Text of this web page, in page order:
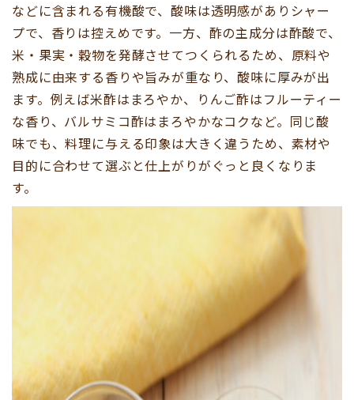
などに含まれる有機酸で、酸味は透明感がありシャー
プで、香りは控えめです。一方、酢の主成分は酢酸で、
米・果実・穀物を発酵させてつくられるため、原料や
熟成に由来する香りや旨みが重なり、酸味に厚みが出
ます。例えば米酢はまろやか、りんご酢はフルーティー
な香り、バルサミコ酢はまろやかなコクなど。同じ酸
味でも、料理に与える印象は大きく違うため、素材や
目的に合わせて選ぶと仕上がりがぐっと良くなりま
す。